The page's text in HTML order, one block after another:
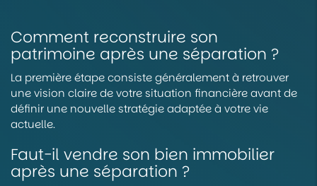
Comment reconstruire son
patrimoine après une séparation ?
La première étape consiste généralement à retrouver
une vision claire de votre situation financière avant de
définir une nouvelle stratégie adaptée à votre vie
actuelle.
Faut-il vendre son bien immobilier
après une séparation ?